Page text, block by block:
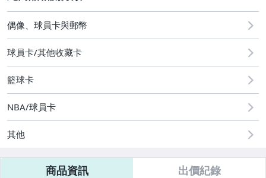
偶像、球員卡與郵幣
球員卡/其他收藏卡
籃球卡
NBA/球員卡
其他
商品資訊 出價紀錄